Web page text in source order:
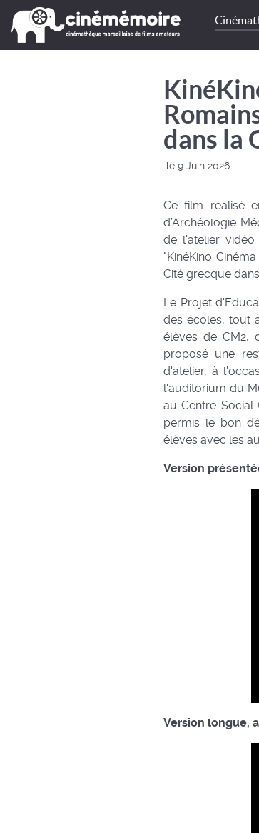
dans la
le 9 Juin 2026
Ce film réalisé
d’Archéologie
de l'atelier
"KinéKino
Cité grecque
Le Projet
des écoles, tout
élèves de CM2,
proposé une
d'atelier, à
l'auditorium du
au Centre Social
permis le bon
élèves avec les
Version
Version longue,